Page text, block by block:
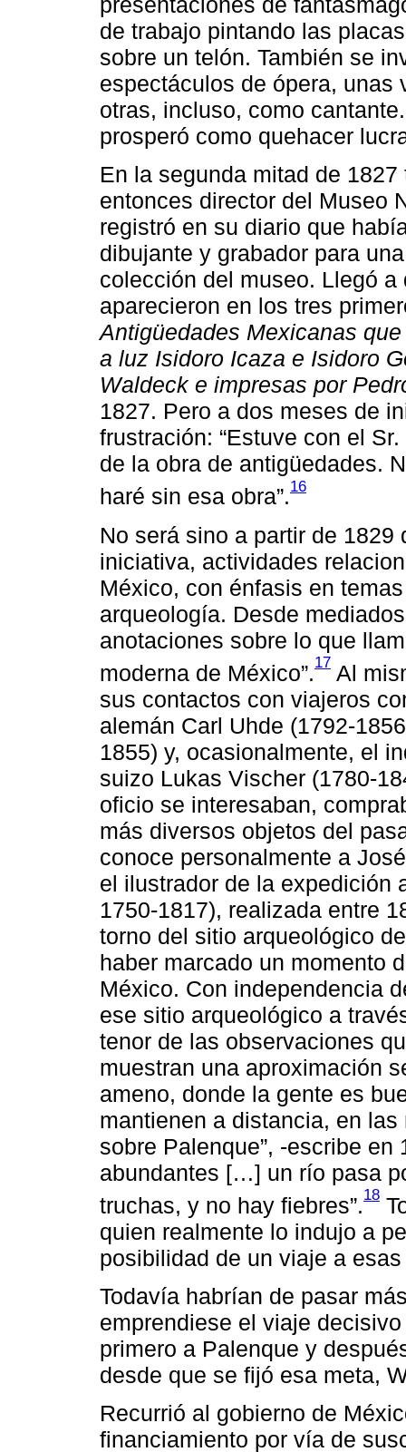
de trabajo pintando las
sobre un telón. También se
espectáculos de ópera, unas
otras, incluso, como
prosperó como quehacer
En la segunda mitad de
entonces director del Museo
registró en su diario que
dibujante y grabador para
colección del museo. Llegó
aparecieron en los tres
Antigüedades Mexicanas que
a luz Isidoro Icaza e Isidoro
Waldeck e impresas por
1827. Pero a dos meses de
frustración: “Estuve con el
de la obra de antigüedades.
haré sin esa obra”.16
No será sino a partir de 1829
iniciativa, actividades
México, con énfasis en
arqueología. Desde
anotaciones sobre lo que
moderna de México”.17 Al
sus contactos con viajeros
alemán Carl Uhde (1792-
1855) y, ocasionalmente, el
suizo Lukas Vischer (1780-
oficio se interesaban,
más diversos objetos del
conoce personalmente a
el ilustrador de la expedición
1750-1817), realizada entre
torno del sitio arqueológico
haber marcado un momento
México. Con independencia
ese sitio arqueológico a
tenor de las observaciones
muestran una aproximación
ameno, donde la gente es
mantienen a distancia, en
sobre Palenque”, -escribe
abundantes […] un río pasa
truchas, y no hay fiebres”.18
quien realmente lo indujo a
posibilidad de un viaje a
Todavía habrían de pasar
emprendiese el viaje
primero a Palenque y
desde que se fijó esa meta,
Recurrió al gobierno de
financiamiento por vía de